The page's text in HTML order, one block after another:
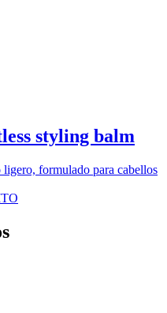
styling balm
formulado para cabellos